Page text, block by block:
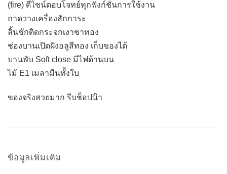
(fire) ดีไซน์ตอบโจทย์ทุกฟังก์ชั่นการใช้งาน
ถาดวางเครื่องสักการะ
ลิ้นชักติดกระจกเงาชาทอง
ช่องบานเปิดฝังอลูสีทอง เก็บของได้
บานพับ Soft close มีไฟด้านบน
ไม้ E1 เมลามีนทั้งใบ
ของจริงสวยมาก รีบช็อปน๊า
ข้อมูลเพิ่มเติม